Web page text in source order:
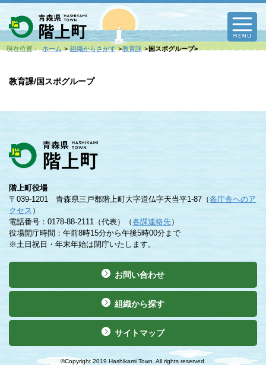
現在位置： ホーム 組織からさがす 教育課 国スポグループ
教育課/国スポグループ
階上町役場
〒039-1201 青森県三戸郡階上町大字道仏字天当平1-87（各庁舎へのア
クセス ）
電話番号：0178-88-2111（代表）（各課連絡先）
役場開庁時間：午前8時15分から午後5時00分まで
※土日祝日・年末年始は閉庁いたします。
お問い合わせ
組織から探す
サイトマップ
©Copyright 2019 Hashikami Town. All rights reserved.